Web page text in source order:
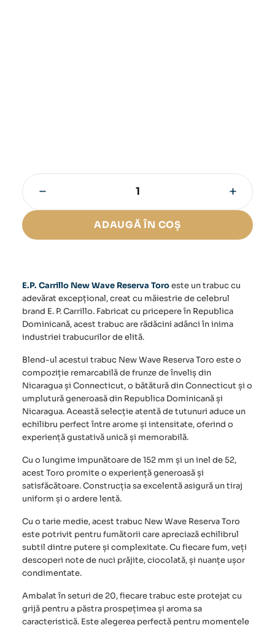
Trabucuri
New
− +
ADAUGĂ ÎN COȘ
E.P. Carrillo New Wave Reserva Toroeste un trabuc cu
adevărat excepțional, creat cu măiestrie de celebrul
brand E. P. Carrillo. Fabricat cu pricepere în Republica
Dominicană, acest trabuc are rădăcini adânci în inima
industriei trabucurilor de elită.
Blend-ul acestui trabuc New Wave Reserva Toro este o
compoziție remarcabilă de frunze de înveliș din
Nicaragua și Connecticut, o bătătură din Connecticut și o
umplutură generoasă din Republica Dominicană și
Nicaragua. Această selecție atentă de tutunuri aduce un
echilibru perfect între arome și intensitate, oferind o
experiență gustativă unică și memorabilă.
Cu o lungime impunătoare de 152 mm și un inel de 52,
acest Toro promite o experiență generoasă și
satisfăcătoare. Construcția sa excelentă asigură un tiraj
uniform și o ardere lentă.
Cu o tarie medie, acest trabuc New Wave Reserva Toro
este potrivit pentru fumătorii care apreciază echilibrul
subtil dintre putere și complexitate. Cu fiecare fum, veți
descoperi note de nuci prăjite, ciocolată, și nuanțe ușor
condimentate.
Ambalat în seturi de 20, fiecare trabuc este protejat cu
grijă pentru a păstra prospețimea și aroma sa
caracteristică. Este alegerea perfectă pentru momentele